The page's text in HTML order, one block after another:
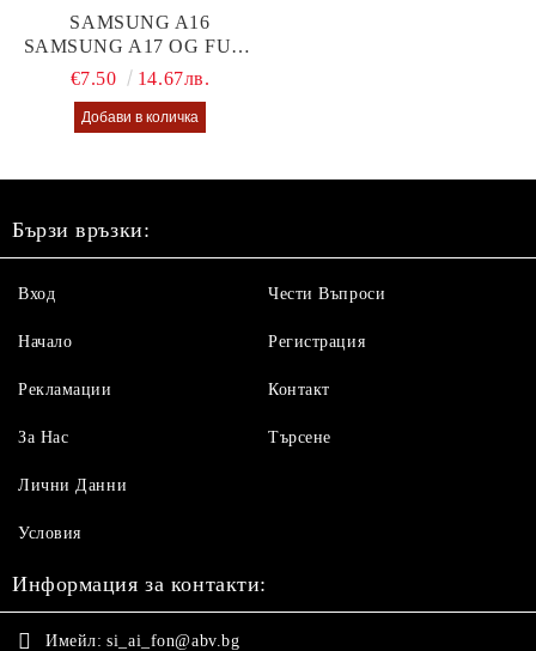
SAMSUNG A16
SAMSUNG A17 OG FULL
GLUE GLASS
€7.50 14.67лв.
Бързи връзки:
Вход
Начало
Рекламации
За Нас
Чести Въпроси
Регистрация
Контакт
Търсене
Лични Данни
Условия
Информация за контакти:
Имейл: si_ai_fon@abv.bg